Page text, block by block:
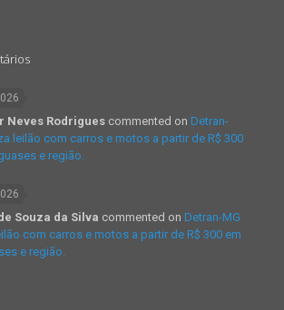
Neves Rodrigues commented on Detran-
leilão com carros e motos a partir de R$ 300
e região.
Souza da Silva commented on Detran-MG
com carros e motos a partir de R$ 300 em
e região.